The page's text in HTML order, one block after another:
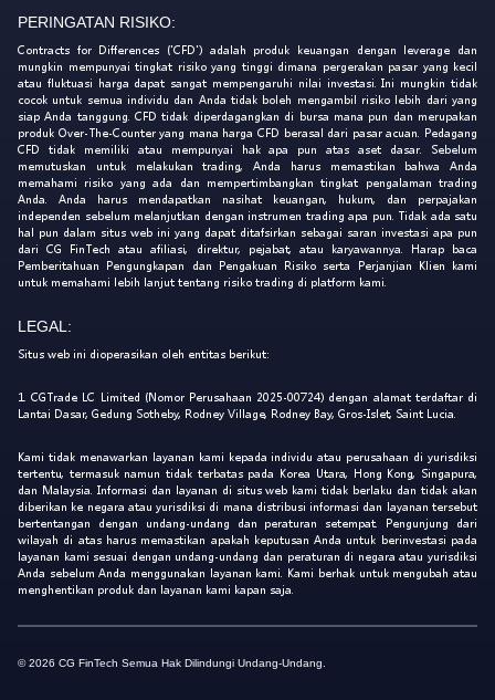
PERINGATAN RISIKO:
Contracts for Differences ('CFD') adalah produk keuangan dengan leverage dan
mungkin mempunyai tingkat risiko yang tinggi dimana pergerakan pasar yang kecil
atau fluktuasi harga dapat sangat mempengaruhi nilai investasi. Ini mungkin tidak
cocok untuk semua individu dan Anda tidak boleh mengambil risiko lebih dari yang
siap Anda tanggung. CFD tidak diperdagangkan di bursa mana pun dan merupakan
produk Over-The-Counter yang mana harga CFD berasal dari pasar acuan. Pedagang
CFD tidak memiliki atau mempunyai hak apa pun atas aset dasar. Sebelum
memutuskan untuk melakukan trading, Anda harus memastikan bahwa Anda
memahami risiko yang ada dan mempertimbangkan tingkat pengalaman trading
Anda. Anda harus mendapatkan nasihat keuangan, hukum, dan perpajakan
independen sebelum melanjutkan dengan instrumen trading apa pun. Tidak ada satu
hal pun dalam situs web ini yang dapat ditafsirkan sebagai saran investasi apa pun
dari CG FinTech atau afiliasi, direktur, pejabat, atau karyawannya. Harap baca
Pemberitahuan Pengungkapan dan Pengakuan Risiko serta Perjanjian Klien kami
untuk memahami lebih lanjut tentang risiko trading di platform kami.
LEGAL:
Situs web ini dioperasikan oleh entitas berikut:
1. CGTrade LC Limited (Nomor Perusahaan 2025-00724) dengan alamat terdaftar di
Lantai Dasar, Gedung Sotheby, Rodney Village, Rodney Bay, Gros-Islet, Saint Lucia.
Kami tidak menawarkan layanan kami kepada individu atau perusahaan di yurisdiksi
tertentu, termasuk namun tidak terbatas pada Korea Utara, Hong Kong, Singapura,
dan Malaysia. Informasi dan layanan di situs web kami tidak berlaku dan tidak akan
diberikan ke negara atau yurisdiksi di mana distribusi informasi dan layanan tersebut
bertentangan dengan undang-undang dan peraturan setempat. Pengunjung dari
wilayah di atas harus memastikan apakah keputusan Anda untuk berinvestasi pada
layanan kami sesuai dengan undang-undang dan peraturan di negara atau yurisdiksi
Anda sebelum Anda menggunakan layanan kami. Kami berhak untuk mengubah atau
menghentikan produk dan layanan kami kapan saja.
© 2026 CG FinTech Semua Hak Dilindungi Undang-Undang.